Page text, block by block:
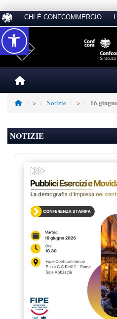
CHI È CONFCOMMERCIO
> Notizie > 16
NOTIZIE
Accessibilità